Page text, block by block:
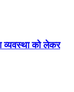
व्यवस्था को लेकर